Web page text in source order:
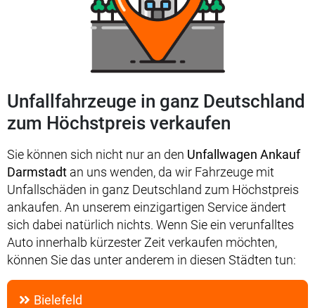
Unfallfahrzeuge in ganz Deutschland
zum Höchstpreis verkaufen
Sie können sich nicht nur an den Unfallwagen Ankauf
Darmstadt an uns wenden, da wir Fahrzeuge mit
Unfallschäden in ganz Deutschland zum Höchstpreis
ankaufen. An unserem einzigartigen Service ändert
sich dabei natürlich nichts. Wenn Sie ein verunfalltes
Auto innerhalb kürzester Zeit verkaufen möchten,
können Sie das unter anderem in diesen Städten tun:
Bielefeld